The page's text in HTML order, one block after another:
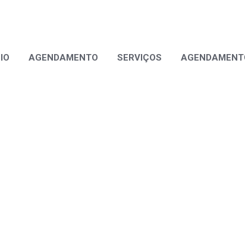
AGENDAMENTO SERVIÇOS